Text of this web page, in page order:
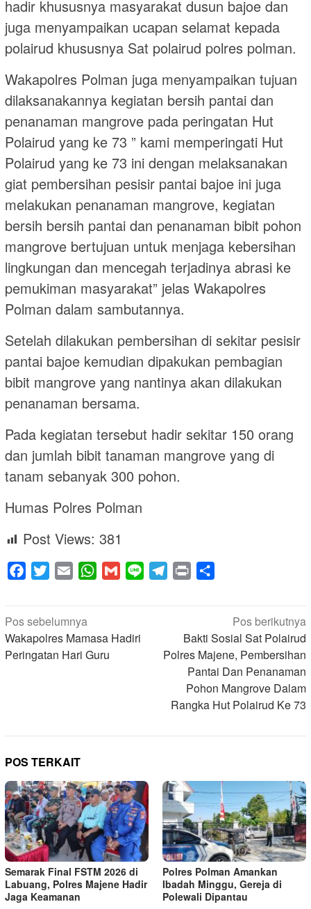
hadir khususnya masyarakat dusun bajoe dan
juga menyampaikan ucapan selamat kepada
polairud khususnya Sat polairud polres polman.
Wakapolres Polman juga menyampaikan tujuan
dilaksanakannya kegiatan bersih pantai dan
penanaman mangrove pada peringatan Hut
Polairud yang ke 73 ” kami memperingati Hut
Polairud yang ke 73 ini dengan melaksanakan
giat pembersihan pesisir pantai bajoe ini juga
melakukan penanaman mangrove, kegiatan
bersih bersih pantai dan penanaman bibit pohon
mangrove bertujuan untuk menjaga kebersihan
lingkungan dan mencegah terjadinya abrasi ke
pemukiman masyarakat” jelas Wakapolres
Polman dalam sambutannya.
Setelah dilakukan pembersihan di sekitar pesisir
pantai bajoe kemudian dipakukan pembagian
bibit mangrove yang nantinya akan dilakukan
penanaman bersama.
Pada kegiatan tersebut hadir sekitar 150 orang
dan jumlah bibit tanaman mangrove yang di
tanam sebanyak 300 pohon.
Humas Polres Polman
Post Views: 381
Facebook
Twitter Email WhatsApp
Gmail Line Telegram
Print
Navigasi
pos
Pos sebelumnya
Wakapolres Mamasa Hadiri
Peringatan Hari Guru
Pos berikutnya
Bakti Sosial Sat Polairud
Polres Majene, Pembersihan
Pantai Dan Penanaman
Pohon Mangrove Dalam
Rangka Hut Polairud Ke 73
POS TERKAIT
Semarak Final FSTM 2026 di
Labuang, Polres Majene Hadir
Jaga Keamanan
Polres Polman Amankan
Ibadah Minggu, Gereja di
Polewali Dipantau